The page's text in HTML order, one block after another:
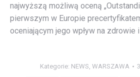
najwyższą możliwą oceną
pierwszym w Europie
oceniającym jego wpływ na zdrowie
Kategorie: NEWS WARSZAWA